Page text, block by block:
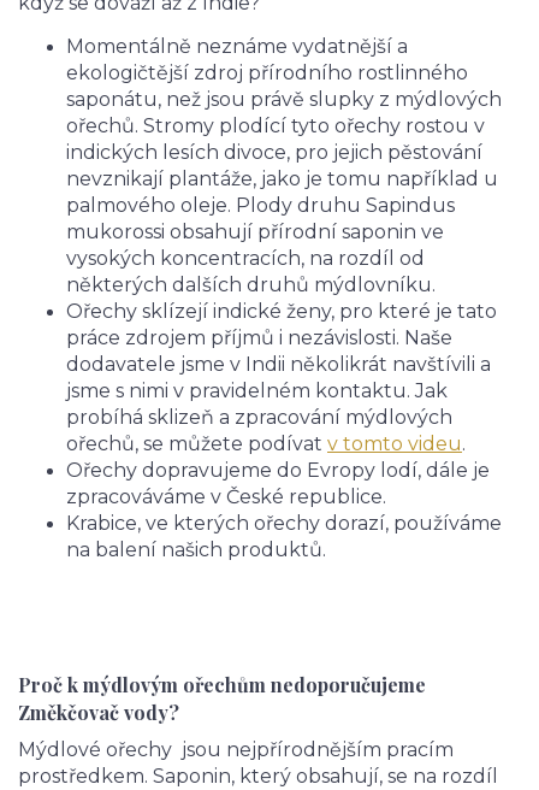
Momentálně neznáme vydatnější a
ekologičtější zdroj přírodního rostlinného
saponátu, než jsou právě slupky z mýdlových
ořechů. Stromy plodící tyto ořechy rostou v
indických lesích divoce, pro jejich pěstování
nevznikají plantáže, jako je tomu například u
palmového oleje. Plody druhu Sapindus
mukorossi obsahují přírodní saponin ve
vysokých koncentracích, na rozdíl od
některých dalších druhů mýdlovníku.
Ořechy sklízejí indické ženy, pro které je tato
práce zdrojem příjmů i nezávislosti. Naše
dodavatele jsme v Indii několikrát navštívili a
jsme s nimi v pravidelném kontaktu. Jak
probíhá sklizeň a zpracování mýdlových
ořechů, se můžete podívat v tomto videu.
Ořechy dopravujeme do Evropy lodí, dále je
zpracováváme v České republice.
Krabice, ve kterých ořechy dorazí, používáme
na balení našich produktů.
Proč k mýdlovým ořechům nedoporučujeme
Změkčovač vody?
Mýdlové ořechy jsou nejpřírodnějším pracím
prostředkem. Saponin, který obsahují, se na rozdíl